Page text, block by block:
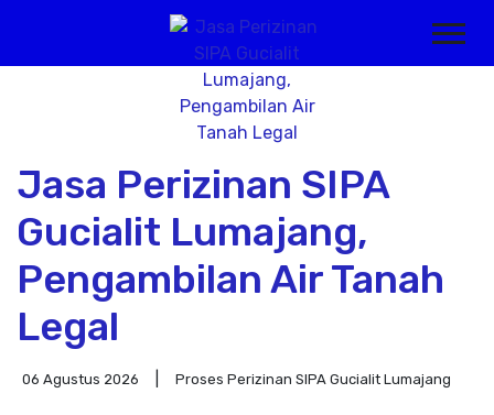
Jasa Perizinan SIPA
Gucialit Lumajang,
Pengambilan Air Tanah
Legal
06 Agustus 2026 Proses Perizinan SIPA Gucialit Lumajang